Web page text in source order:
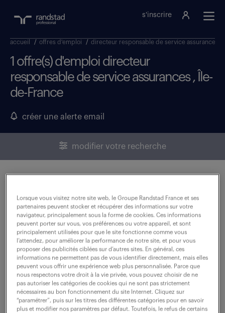
s'inscrire
accueil / offres d'emploi / directeur responsable de service assurances
1 offre(s) d'emploi directeur
responsable de service assurances , Île-
de-France
créer une alerte email
modifier votre recherche
(assurances) (f/h)
6 juillet 2026
Puteaux (92) intérim
10 mois
50 000 - 51 000 € / an
Quelles ambitions souhaitez-vous concrétiser en tant
que Responsable d'organisation (assurances) (F/H) ?
Pour le compte de notre client, nous recherchons un
Lorsque vous visitez notre site web, le Groupe Randstad France et ses
partenaires peuvent stocker et récupérer des informations sur votre
navigateur, principalement sous la forme de cookies. Ces informations
peuvent porter sur vous, vos préférences ou votre appareil, et sont
principalement utilisées pour que le site fonctionne comme vous
l’attendez, pour améliorer la performance de notre site, et pour vous
proposer des publicités ciblées sur d’autres sites. En général, ces
informations ne permettent pas de vous identifier directement, mais elles
peuvent vous offrir une expérience web plus personnalisée. Parce que
nous respectons votre droit à la vie privée, vous pouvez choisir de ne
pas autoriser les catégories de cookies qui ne sont pas strictement
nécessaires au bon fonctionnement du site Internet. Cliquez sur
“paramétrer”, puis sur les titres des différentes catégories pour en savoir
plus et modifier nos paramètres par défaut. Toutefois, le refus de certains